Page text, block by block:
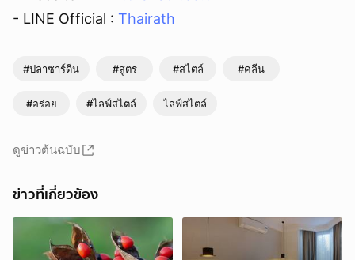
- LINE Official : Thairath
#ปลาซาร์ดีน #สูตร #สไตล์ #คลีน
#อร่อย #ไลฟ์สไตล์ ไลฟ์สไตล์
ดูข่าวต้นฉบับ
ข่าวที่เกี่ยวข้อง